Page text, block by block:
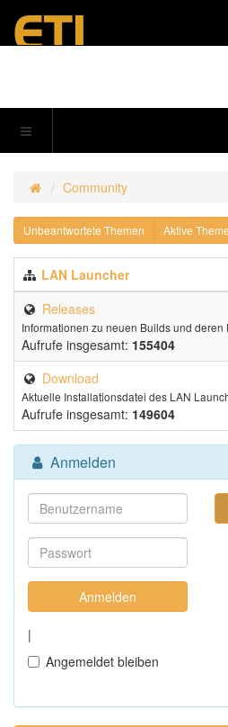
Community
Unbeantwortete Themen Aktive
LAN Launcher
Releases
Informationen zu neuen Builds und deren
Aufrufe insgesamt: 155404
Download
Aktuelle Installationsdatei des LAN
Aufrufe insgesamt: 149604
Anmelden
|
Angemeldet bleiben